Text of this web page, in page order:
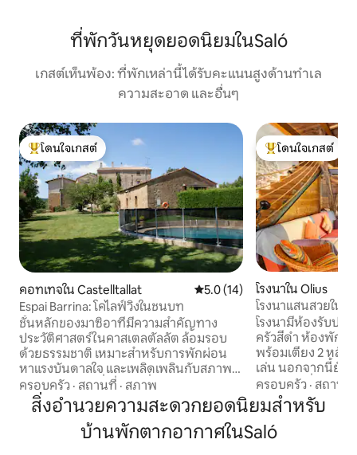
ที่พักวันหยุดยอดนิยมในSaló
เกสต์เห็นพ้อง: ที่พักเหล่านี้ได้รับคะแนนสูงด้านทำเล
ความสะอาด และอื่นๆ
โดนใจเกสต์ที่สุด
โดนใจเกสต์
คอทเทจใน Castelltallat คะแนนเฉลี่ย 5.0 จาก 5, 14 รีวิว
5.0 (14)
Espai Barrina: โคไลฟ์วิงในชนบท
ชั้นหลักของมาซิอาที่มีความสำคัญทาง
ประวัติศาสตร์ในคาสเตลตัลลัต ล้อมรอบ
ด้วยธรรมชาติ เหมาะสำหรับการพักผ่อน
หาแรงบันดาลใจ และเพลิดเพลินกับสภาพ
แวดล้อมชนบทที่แท้จริง ที่พักมีห้องนอนคู่ 5
ห้องและห้องนอนเดี่ยว 1 ห้อง ห้องน้ำเต็ม
รูปแบบ 2 ห้อง ห้องรับประทานอาหาร 2
ห้อง พื้นที่ทำงาน 1 ห้อง และห้องครัวที่มี
ครอบครัว · สถานที่ · สภาพ
โดนใจเกสต์ที่สุด
โดนใจเกสต์
โรงนาใน Olius
โรงนาแสนสวยในหุ
โรงนามีห้องรับปร
ครัวสีดำ ห้องพักพ
พร้อมเตียง 2 หลัง
เล่น นอกจากนี้ยัง
หน้าต่างเพื่อให้สา
อาบน้ำได้ เตาผิง สระว่ายน้ำ และแม่น้ำ และ
บรรยากาศที่มีศา
ประกอบด้วยโบสถ์
พระศพ สุสานแบบโ
ครอบครัว · สถานที่
สิ่งอำนวยความสะดวกยอดนิยมสำหรับ
บ้านพักตากอากาศในSaló